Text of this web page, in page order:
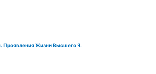
Проявления Жизни Высшего Я.